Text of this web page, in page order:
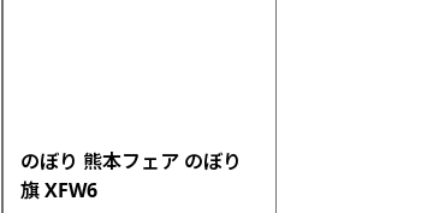
のぼり 熊本フェア のぼり
旗 XFW6